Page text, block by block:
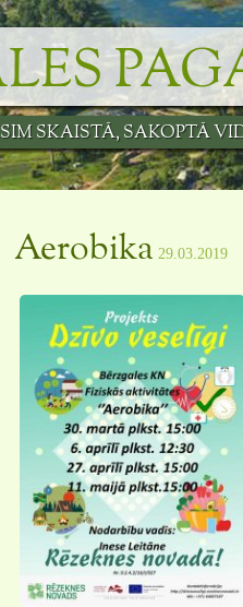
SKAISTĀ, SAKOPTĀ
Aerobika 29.03.2019